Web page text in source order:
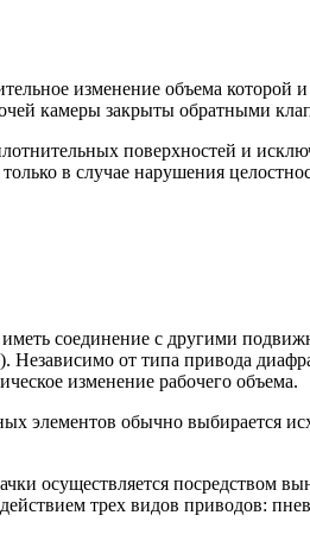
изменение объема которой
камеры закрыты обратными
поверхностей и
в случае нарушения
соединение с другими
от типа привода
изменение рабочего объема.
обычно выбирается
осуществляется посредством
трех видов приводов: